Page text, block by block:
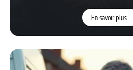
En savoir plus